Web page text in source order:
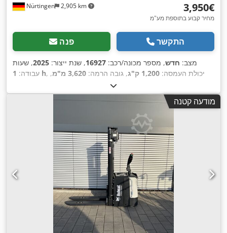
Nürtingen 2,905 km ‏3,950 ‏€
מחיר קבוע בתוספת מע"מ
פנה התקשר
מצב: חדש, מספר מכונה/רכב: 16927, שנת ייצור: 2025, שעות
עבודה: 1 h , יכולת העמסה: 1,200 ק"ג , גובה הרמה: 3,620 מ"מ
,
, סוג דלק:
גובה בנייה:2,280 מ"מ , מתח סוללה: 24 V , אורך המזלג:1,150
מודעה קטנה